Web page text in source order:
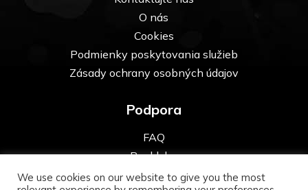
O nás
Cookies
Podmienky poskytovania služieb
Zásady ochrany osobných údajov
Podpora
FAQ
Pre kluby
We use cookies on our website to give you the most